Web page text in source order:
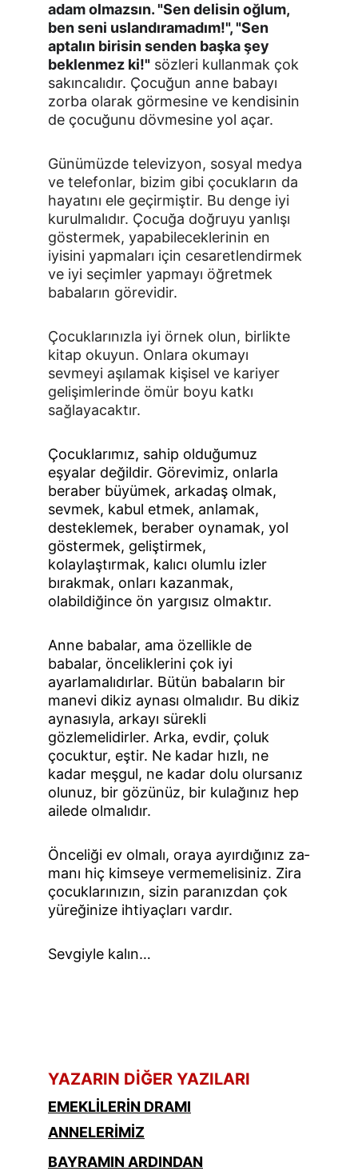
adam olmazsın. "Sen delisin oğlum,
ben seni uslandırama­dım!", "Sen
aptalın birisin senden başka şey
beklenmez ki!" söz­leri kullanmak çok
sakıncalıdır. Çocuğun anne babayı
zorba olarak görmesine ve kendisinin
de çocuğunu dövmesine yol açar.
Günümüzde televizyon, sosyal medya
ve telefonlar, bizim gibi çocukların da
hayatını ele geçirmiştir. Bu denge iyi
kurulmalıdır. Çocuğa doğruyu yanlışı
göstermek, yapabileceklerinin en
iyisini yapmaları için cesaretlendirmek
ve iyi seçimler yapmayı öğretmek
babaların görevidir.
Çocuklarınızla iyi örnek olun, birlikte
kitap okuyun. Onlara okumayı
sevmeyi aşılamak kişisel ve kariyer
gelişimlerinde ömür boyu katkı
sağlayacaktır.
Çocuklarımız, sahip olduğumuz
eşyalar değildir. Görevimiz, onlarla
beraber büyümek, arkadaş olmak,
sevmek, kabul etmek, anlamak,
desteklemek, beraber oynamak, yol
göstermek, geliştirmek,
kolaylaştırmak, kalıcı olumlu izler
bırakmak, onları kazanmak,
olabildiğince ön yargısız olmaktır.
Anne babalar, ama özellikle de
babalar, önce­liklerini çok iyi
ayarlamalıdırlar. Bütün babaların bir
manevi dikiz aynası olmalıdır. Bu dikiz
aynasıyla, arkayı sürekli
gözlemelidirler. Arka, evdir, çoluk
çocuktur, eştir. Ne kadar hızlı, ne
kadar meşgul, ne kadar dolu olursanız
olunuz, bir gözünüz, bir kulağınız hep
ailede olmalıdır.
Önceliği ev olmalı, oraya ayırdığınız za­
manı hiç kimseye vermemelisiniz. Zira
çocuklarınızın, sizin pa­ranızdan çok
yüreğinize ihtiyaçları vardır.
Sevgiyle kalın…
YAZARIN DİĞER YAZILARI
BAYRAMIN ARDINDAN
ANNELERİMİZ
EMEKLİLERİN DRAMI